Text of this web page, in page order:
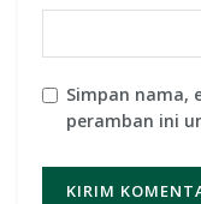
Simpan nama,
peramban ini